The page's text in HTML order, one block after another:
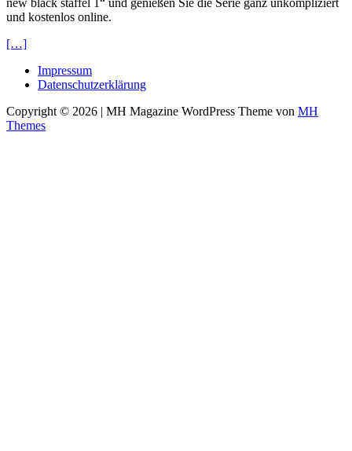
und kostenlos online.
[…]
Impressum
Datenschutzerklärung
Copyright © 2026 | MH Magazine WordPress Theme von MH
Themes